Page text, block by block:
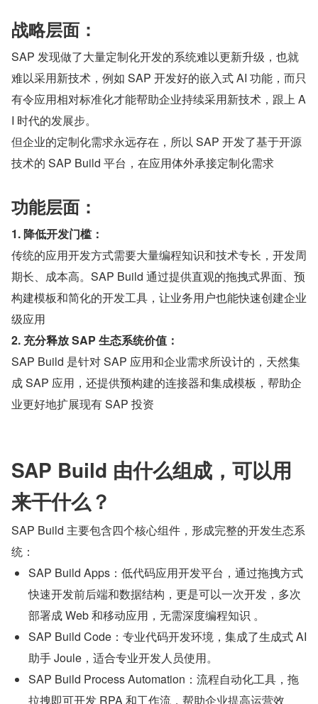
战略层面：
SAP 发现做了大量定制化开发的系统难以更新升级，也就
难以采用新技术，例如 SAP 开发好的嵌入式 AI 功能，而只
有令应用相对标准化才能帮助企业持续采用新技术，跟上 A
I 时代的发展步。
但企业的定制化需求永远存在，所以 SAP 开发了基于开源
技术的 SAP Build 平台，在应用体外承接定制化需求
功能层面：
1. 降低开发门槛：
传统的应用开发方式需要大量编程知识和技术专长，开发周
期长、成本高。SAP Build 通过提供直观的拖拽式界面、预
构建模板和简化的开发工具，让业务用户也能快速创建企业
级应用
2. 充分释放 SAP 生态系统价值：
SAP Build 是针对 SAP 应用和企业需求所设计的，天然集
成 SAP 应用，还提供预构建的连接器和集成模板，帮助企
业更好地扩展现有 SAP 投资
SAP Build 由什么组成，可以用
来干什么？
SAP Build 主要包含四个核心组件，形成完整的开发生态系
统：
SAP Build Apps：低代码应用开发平台，通过拖拽方式
快速开发前后端和数据结构，更是可以一次开发，多次
部署成 Web 和移动应用，无需深度编程知识 。
SAP Build Code：专业代码开发环境，集成了生成式 AI
助手 Joule，适合专业开发人员使用。
SAP Build Process Automation：流程自动化工具，拖
拉拽即可开发 RPA 和工作流，帮助企业提高运营效